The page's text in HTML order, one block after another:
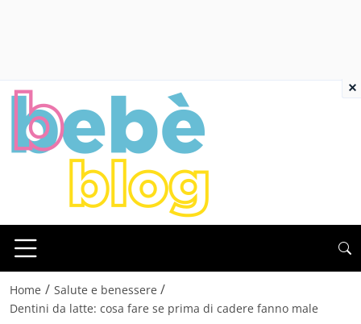
Home / Salute e benessere /
Dentini da latte: cosa fare se prima di cadere fanno male
×